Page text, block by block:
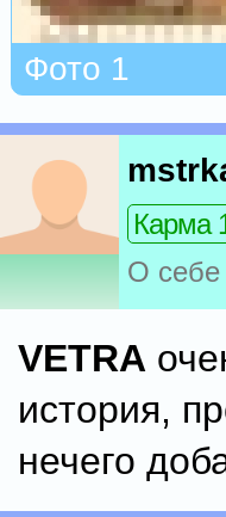
Фото 1
Карма
О себе
VETRA
история,
нечего